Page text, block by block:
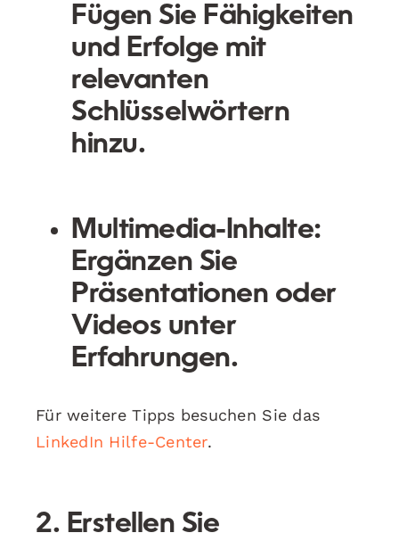
Fügen Sie Fähigkeiten
und Erfolge mit
relevanten
Schlüsselwörtern
hinzu.
Multimedia-Inhalte:
Ergänzen Sie
Präsentationen oder
Videos unter
Erfahrungen.
Für weitere Tipps besuchen Sie das
LinkedIn Hilfe-Center.
2. Erstellen Sie